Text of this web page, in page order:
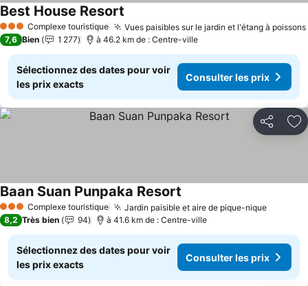
3 ÉtoilesComplexe touristique Vues paisibles sur le jardin et l'étang à poissons
Best House Resort
7,6 Bien 1 277 à 46.2 km de : Centre-ville
Sélectionnez des dates pour voir
les prix exacts
Consulter les prix
Partager
3 ÉtoilesComplexe touristique Jardin paisible et aire de pique-nique
Baan Suan Punpaka Resort
8,2 Très bien 94 à 41.6 km de : Centre-ville
Sélectionnez des dates pour voir
les prix exacts
Consulter les prix